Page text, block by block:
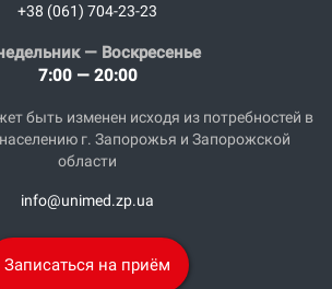
— Воскресенье
7:00 — 20:00
быть изменен исходя из потребностей в
г. Запорожья и Запорожской
области
info@unimed.zp.ua
Записаться на приём
+38 (061) 704-23-23